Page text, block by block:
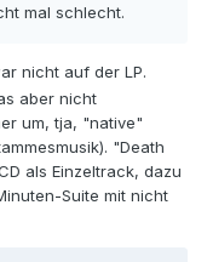
mal schlecht.
nicht auf der LP.
aber nicht
um, tja, "native"
"Death
als Einzeltrack, dazu
Suite mit nicht